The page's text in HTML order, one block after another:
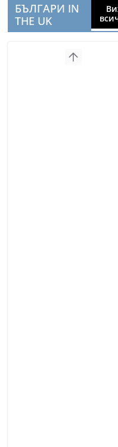
БЪЛГАРИ IN
THE UK